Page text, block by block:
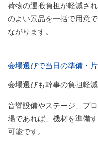
荷物の運搬負担が軽減さ
のよい景品を一括で用意
ながります。
会場選びで当日の準備・
会場選びも幹事の負担軽
音響設備やステージ、プ
場であれば、機材を準備
可能です。